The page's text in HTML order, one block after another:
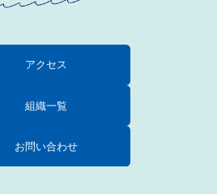
アクセス
組織一覧
お問い合わせ